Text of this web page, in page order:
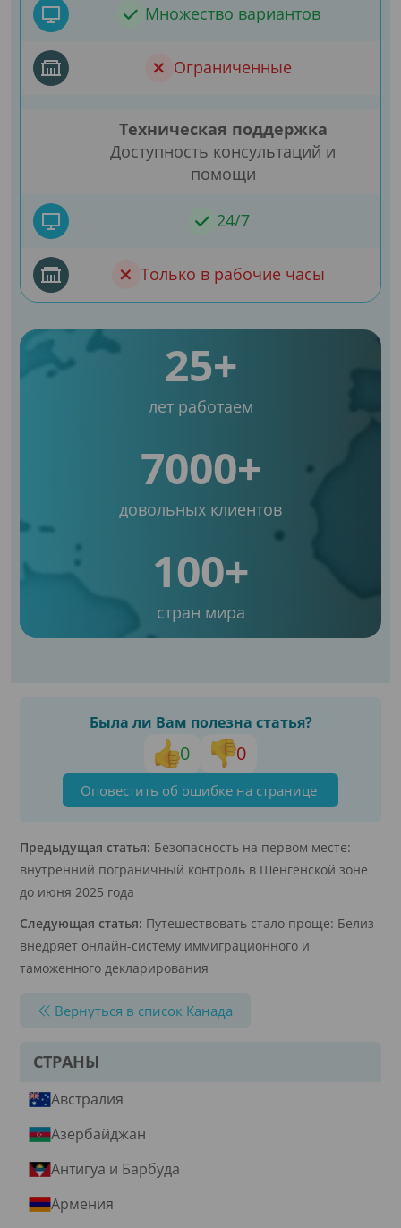
Множество вариантов
Ограниченные
Техническая поддержка
Доступность консультаций и
помощи
24/7
Только в рабочие часы
25+
лет работаем
7000+
довольных клиентов
100+
стран мира
Была ли Вам полезна статья?
0 0
Оповестить об ошибке на странице
Предыдущая статья: Безопасность на первом месте:
внутренний пограничный контроль в Шенгенской зоне
до июня 2025 года
Следующая статья: Путешествовать стало проще: Белиз
внедряет онлайн-систему иммиграционного и
таможенного декларирования
Вернуться в список Канада
СТРАНЫ
Австралия
Азербайджан
Антигуа и Барбуда
Армения